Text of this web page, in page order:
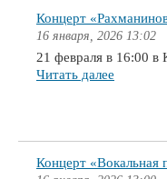
Концерт
16 января, 2026 13:02
21 февраля в 16:00 в
Читать далее
Концерт «Вокальная